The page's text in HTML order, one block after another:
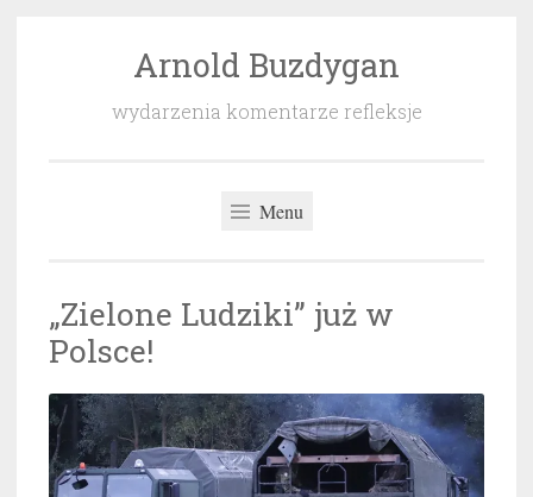
Arnold Buzdygan
wydarzenia komentarze refleksje
Menu
„Zielone Ludziki” już w
Polsce!